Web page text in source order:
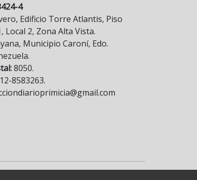
4
Edificio Torre Atlantis, Piso
Local 2, Zona Alta Vista.
Municipio Caroní, Edo.
8050.
8583263.